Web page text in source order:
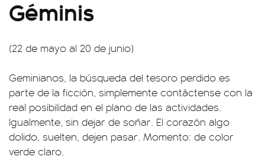
Géminis
(22 de mayo al 20 de junio)
Geminianos, la búsqueda del tesoro perdido es
parte de la ficción, simplemente contáctense con la
real posibilidad en el plano de las actividades.
Igualmente, sin dejar de soñar. El corazón algo
dolido, suelten, dejen pasar. Momento: de color
verde claro.